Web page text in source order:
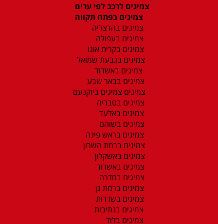
צמיגים לרכב לפי ערים
צמיגים בפתח תקווה
צמיגים בהרצליה
צמיגים בעפולה
צמיגים בקרית אונו
צמיגים בגבעת שמואל
צמיגים באשדוד
צמיגים בבאר שבע
צמיגים צמיגים ביוקנעם
צמיגים בטבריה
צמיגים באלעד
צמיגים בשוהם
צמיגים בראש פינה
צמיגים ברמת השרון
צמיגים באשקלון
צמיגים באשדוד
צמיגים בחדרה
צמיגים ברמת גן
צמיגים בשדרות
צמיגים בנתיבות
צמיגים בלוד